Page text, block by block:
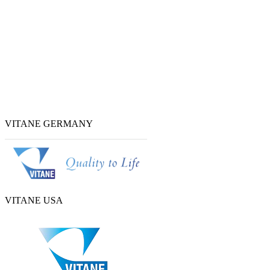
VITANE GERMANY
VITANE USA